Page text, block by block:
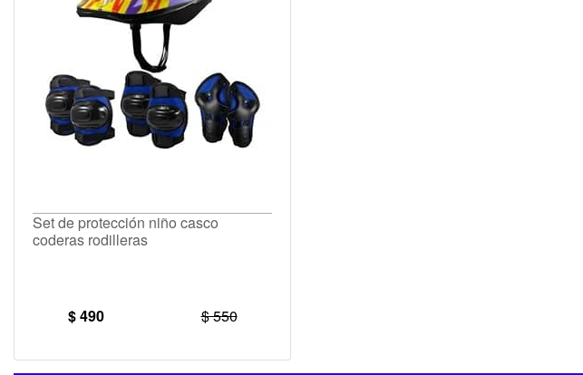
Set de protección niño casco
coderas rodilleras
$ 490 $ 550